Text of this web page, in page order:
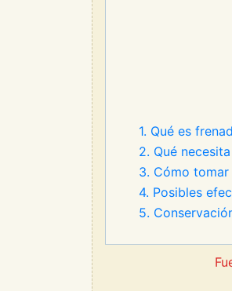
1. Qué es
2. Qué
3. Cómo
4. Posibles
5.